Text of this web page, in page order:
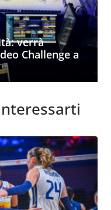
verrà
Challenge a